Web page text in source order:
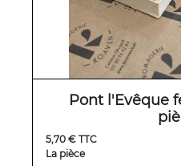
Pont l'Evêque
5,70 € TTC
La pièce